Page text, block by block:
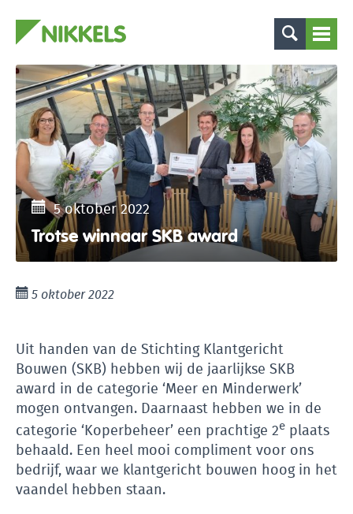
5 oktober 2022
Trotse winnaar SKB award
5 oktober 2022
Uit handen van de Stichting Klantgericht
Bouwen (SKB) hebben wij de jaarlijkse SKB
award in de categorie ‘Meer en Minderwerk’
mogen ontvangen. Daarnaast hebben we in de
categorie ‘Koperbeheer’ een prachtige 2e plaats
behaald. Een heel mooi compliment voor ons
bedrijf, waar we klantgericht bouwen hoog in het
vaandel hebben staan.